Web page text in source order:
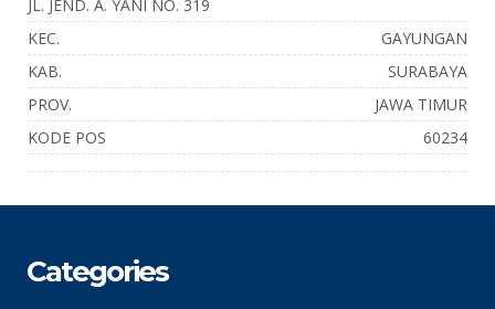
JL. JEND. A. YANI NO. 319
KEC.
GAYUNGAN
KAB.
SURABAYA
PROV.
JAWA TIMUR
KODE POS
60234
Categories